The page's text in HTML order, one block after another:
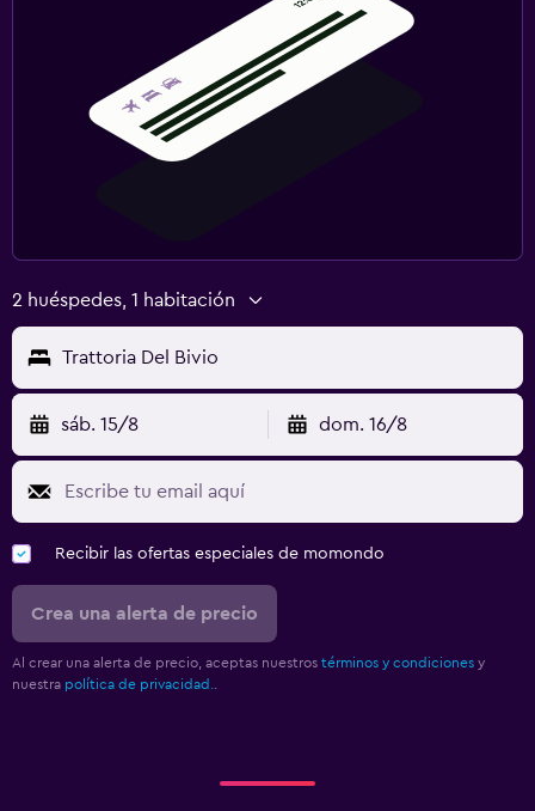
2 huéspedes, 1 habitación
Trattoria Del Bivio
sáb. 15/8 dom. 16/8
Recibir las ofertas especiales de momondo
Crea una alerta de precio
Al crear una alerta de precio, aceptas nuestros términos y condiciones y
nuestra política de privacidad.